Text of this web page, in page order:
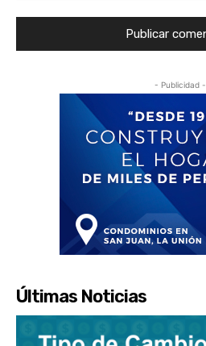
- Publicidad -
Últimas Noticias